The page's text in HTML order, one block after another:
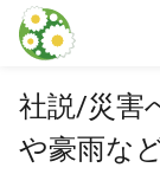
本文に飛ぶ
社説/災害
や豪雨な